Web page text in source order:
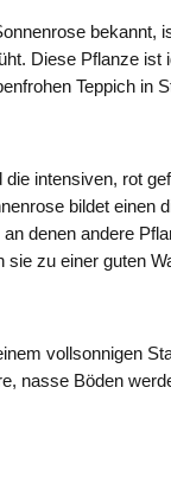
bekannt,
Diese Pflanze
Teppich in
intensiven, rot
bildet einen
denen andere
zu einer guten
vollsonnigen
nasse Böden